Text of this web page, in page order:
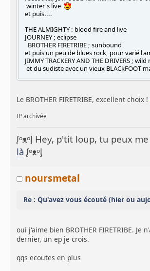
winter's live '
et puis....
THE ALMIGHTY : blood fire and live
JOURNEY ; eclipse
BROTHER FIRETRIBE ; sunbound
et puis un peu de blues rock, pour varié
JIMMY TRACKERY AND THE DRIVERS ;
et du sudiste avec un vieux BLACkFOOT
Le BROTHER FIRETRIBE, excellent choix !
IP archivée
ᶘᵒᴥᵒᶅ Hey, p'tit loup, tu peux
là ᶘᵒᴥᵒᶅ
noursmetal
Re : Qu'avez vous écouté (hier ou
oui j'aime bien BROTHER FIRETRIBE. Je
dernier, un ep je crois.
qqs ecoutes en plus